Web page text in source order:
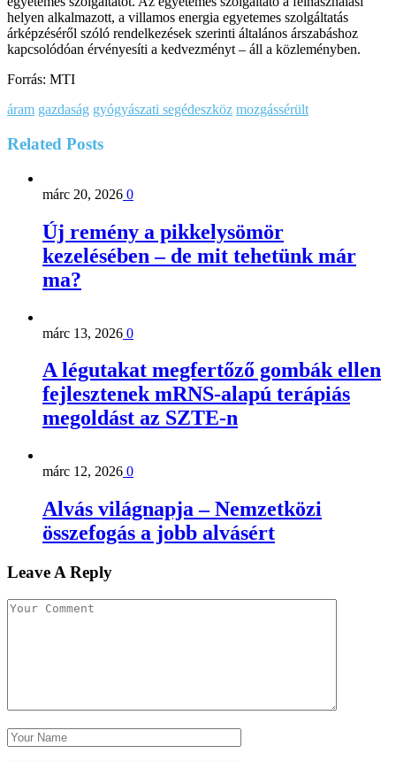
helyen alkalmazott, a villamos energia egyetemes szolgáltatás
árképzéséről szóló rendelkezések szerinti általános árszabáshoz
kapcsolódóan érvényesíti a kedvezményt – áll a közleményben.
Forrás: MTI
áram gazdaság gyógyászati segédeszköz mozgássérült
Related Posts
márc 20, 2026 0
Új remény a pikkelysömör
kezelésében – de mit tehetünk már
ma?
márc 13, 2026 0
A légutakat megfertőző gombák ellen
fejlesztenek mRNS-alapú terápiás
megoldást az SZTE-n
márc 12, 2026 0
Alvás világnapja – Nemzetközi
összefogás a jobb alvásért
Leave A Reply